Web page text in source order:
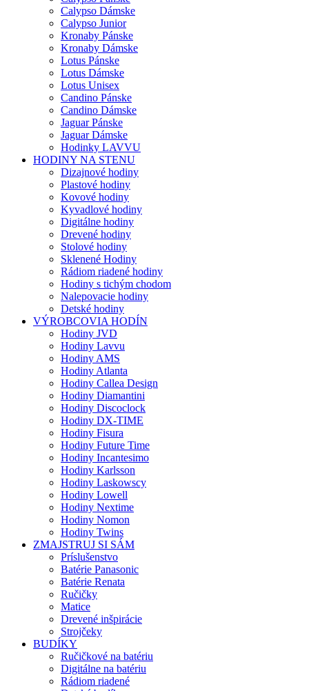
Calypso Dámske
Calypso Junior
Kronaby Pánske
Kronaby Dámske
Lotus Pánske
Lotus Dámske
Lotus Unisex
Candino Pánske
Candino Dámske
Jaguar Pánske
Jaguar Dámske
Hodinky LAVVU
HODINY NA STENU
Dizajnové hodiny
Plastové hodiny
Kovové hodiny
Kyvadlové hodiny
Digitálne hodiny
Drevené hodiny
Stolové hodiny
Sklenené Hodiny
Rádiom riadené hodiny
Hodiny s tichým chodom
Nalepovacie hodiny
Detské hodiny
VÝROBCOVIA HODÍN
Hodiny JVD
Hodiny Lavvu
Hodiny AMS
Hodiny Atlanta
Hodiny Callea Design
Hodiny Diamantini
Hodiny Discoclock
Hodiny DX-TIME
Hodiny Fisura
Hodiny Future Time
Hodiny Incantesimo
Hodiny Karlsson
Hodiny Laskowscy
Hodiny Lowell
Hodiny Nextime
Hodiny Nomon
Hodiny Twins
ZMAJSTRUJ SI SÁM
Príslušenstvo
Batérie Panasonic
Batérie Renata
Ručičky
Matice
Drevené inšpirácie
Strojčeky
BUDÍKY
Ručičkové na batériu
Digitálne na batériu
Rádiom riadené